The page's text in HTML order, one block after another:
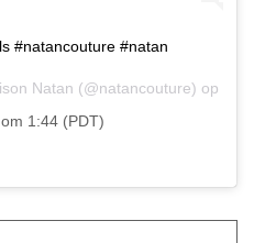
#natancouture #natan
Natan (@natancouture) op
1:44 (PDT)